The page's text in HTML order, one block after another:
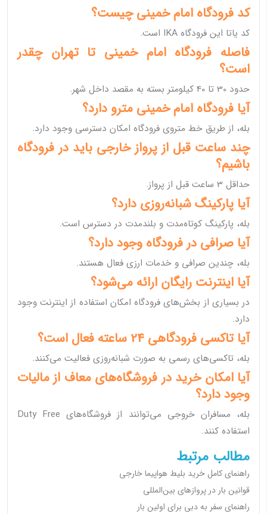
کد فرودگاه امام خمینی چیست؟
کد یاتا این فرودگاه IKA است.
فاصله فرودگاه امام خمینی تا تهران چقدر
است؟
حدود 30 تا 40 کیلومتر بسته به مقصد داخل شهر.
آیا فرودگاه امام خمینی مترو دارد؟
بله، از طریق خط متروی فرودگاه امکان دسترسی وجود دارد.
چند ساعت قبل از پرواز خارجی باید در فرودگاه
باشیم؟
حداقل 3 ساعت قبل از پرواز.
آیا پارکینگ شبانه‌روزی دارد؟
بله، پارکینگ کوتاه‌مدت و بلندمدت در دسترس است.
آیا صرافی در فرودگاه وجود دارد؟
بله، چندین صرافی و خدمات ارزی فعال هستند.
آیا اینترنت رایگان ارائه می‌شود؟
در بسیاری از بخش‌های فرودگاه امکان استفاده از اینترنت وجود
دارد.
آیا تاکسی فرودگاهی 24 ساعته فعال است؟
بله، تاکسی‌های رسمی به صورت شبانه‌روزی فعالیت می‌کنند.
آیا امکان خرید در فروشگاه‌های معاف از مالیات
وجود دارد؟
بله، مسافران خروجی می‌توانند از فروشگاه‌های Duty Free
استفاده کنند.
مطالب مرتبط
راهنمای کامل خرید بلیط هواپیما خارجی
قوانین بار در پروازهای بین‌المللی
راهنمای سفر به دبی برای اولین بار